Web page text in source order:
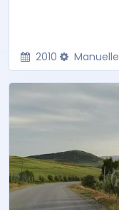
2010 Manuelle